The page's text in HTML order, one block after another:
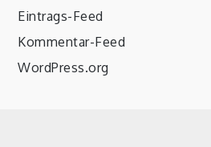
Eintrags-Feed
Kommentar-Feed
WordPress.org